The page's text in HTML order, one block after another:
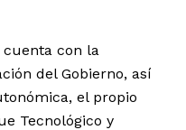
cuenta con la
del Gobierno, así
el propio
Tecnológico y